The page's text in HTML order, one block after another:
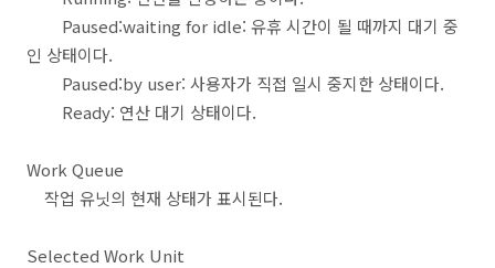
Paused:waiting for idle: 유휴 시간이 될 때까지 대기 중
인 상태이다.
Paused:by user: 사용자가 직접 일시 중지한 상태이다.
Ready: 연산 대기 상태이다.
Work Queue
작업 유닛의 현재 상태가 표시된다.
Selected Work Unit